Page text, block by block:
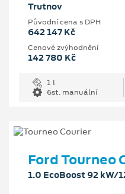
Trutnov
Původní cena s DPH
642 147 Kč
Cenové zvýhodnění
142 780 Kč
1 l
6st. manuální
Ford Tourneo
1.0 EcoBoost 92 kW/